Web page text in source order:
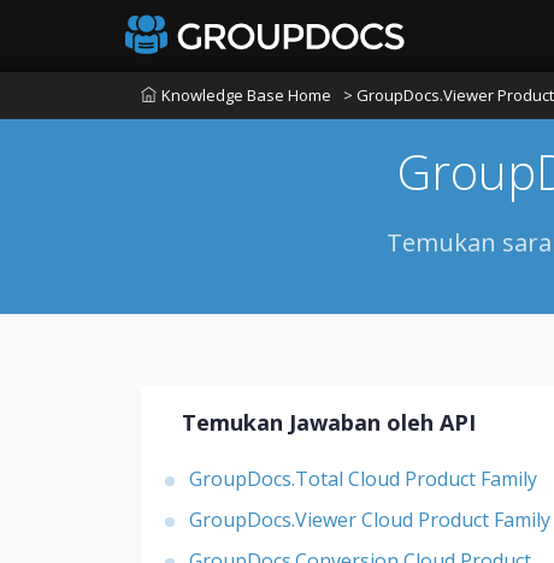
Knowledge Base Home > GroupDocs.Viewer
Temukan
Temukan Jawaban oleh API
GroupDocs.Total Cloud Product Family
GroupDocs.Viewer Cloud Product Family